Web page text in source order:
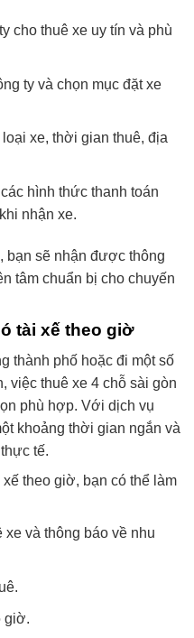
cho thuê xe uy tín và phù
ty và chọn mục đặt xe
xe, thời gian thuê, địa
hình thức thanh toán
nhận xe.
bạn sẽ nhận được thông
tâm chuẩn bị cho chuyến
tài xế theo giờ
thành phố hoặc đi một số
việc thuê xe 4 chỗ sài gòn
phù hợp. Với dịch vụ
khoảng thời gian ngắn và
tế.
theo giờ, bạn có thể làm
và thông báo về nhu
giờ.